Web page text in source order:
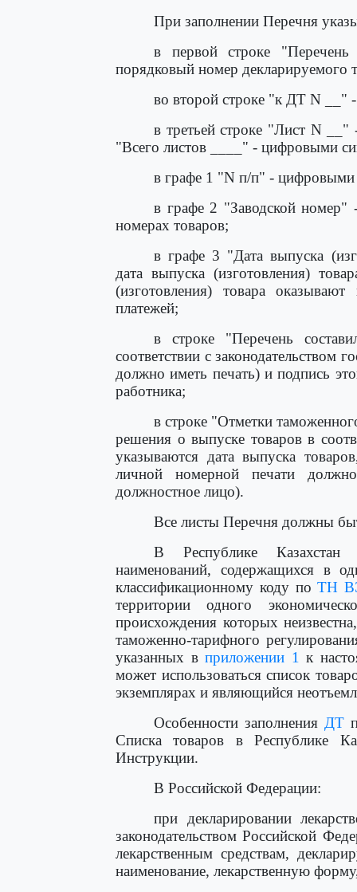
При заполнении Перечня
в первой строке
порядковый номер декларируемого
во второй строке "к ДТ N __"
в третьей строке "Лист N
"Всего листов ____" - цифровыми
в графе 1 "N п/п" - цифровыми
в графе 2 "Заводской номер"
номерах товаров;
в графе 3 "Дата выпуска
дата выпуска (изготовления)
(изготовления) товара
платежей;
в строке "Перечень
соответствии с законодательством
должно иметь печать) и подпись
работника;
в строке "Отметки
решения о выпуске товаров в
указываются дата выпуска
личной номерной печати
должностное лицо).
Все листы Перечня должны
В Республике Казахстан
наименований, содержащихся в
классификационному коду поТН
территории одного
происхождения которых
таможенно-тарифного
указанных вприложении 1 к
может использоваться список
экземплярах и являющийся
Особенности заполнения ДТ
Списка товаров в Республике
Инструкции.
В Российской Федерации:
при декларировании
законодательством Российской
лекарственным средствам,
наименование, лекарственную